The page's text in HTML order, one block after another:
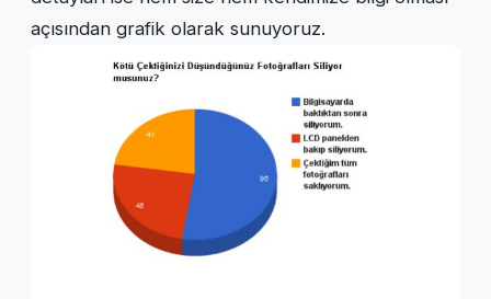
açısından grafik olarak sunuyoruz.